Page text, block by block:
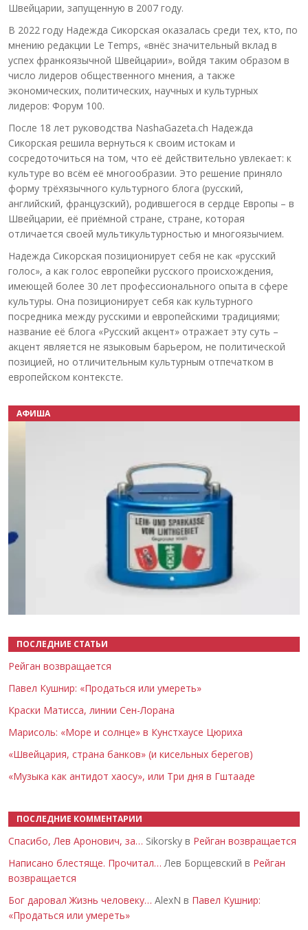
Швейцарии, запущенную в 2007 году.
В 2022 году Надежда Сикорская оказалась среди тех, кто, по
мнению редакции Le Temps, «внёс значительный вклад в
успех франкоязычной Швейцарии», войдя таким образом в
число лидеров общественного мнения, а также
экономических, политических, научных и культурных
лидеров: Форум 100.
После 18 лет руководства NashaGazeta.ch Надежда
Сикорская решила вернуться к своим истокам и
сосредоточиться на том, что её действительно увлекает: к
культуре во всём её многообразии. Это решение приняло
форму трёхязычного культурного блога (русский,
английский, французский), родившегося в сердце Европы – в
Швейцарии, её приёмной стране, стране, которая
отличается своей мультикультурностью и многоязычием.
Надежда Сикорская позиционирует себя не как «русский
голос», а как голос европейки русского происхождения,
имеющей более 30 лет профессионального опыта в сфере
культуры. Она позиционирует себя как культурного
посредника между русскими и европейскими традициями;
название её блога «Русский акцент» отражает эту суть –
акцент является не языковым барьером, не политической
позицией, но отличительным культурным отпечатком в
европейском контексте.
АФИША
ПОСЛЕДНИЕ СТАТЬИ
Рейган возвращается
Павел Кушнир: «Продаться или умереть»
Краски Матисса, линии Сен-Лорана
Марисоль: «Море и солнце» в Кунстхаусе Цюриха
«Швейцария, страна банков» (и кисельных берегов)
«Музыка как антидот хаосу», или Три дня в Гштааде
ПОСЛЕДНИЕ КОММЕНТАРИИ
Спасибо, Лев Аронович, за… Sikorsky в Рейган возвращается
Написано блестяще. Прочитал… Лев Борщевский в Рейган
возвращается
Бог даровал Жизнь человеку… AlexN в Павел Кушнир:
«Продаться или умереть»